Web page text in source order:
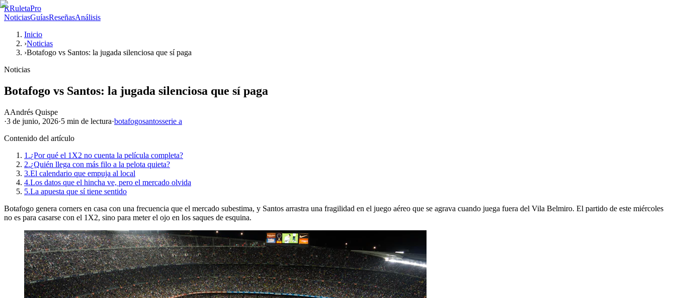
RRuletaPro
NoticiasGuíasReseñasAnálisis
Inicio
›Noticias
›Botafogo vs Santos: la jugada silenciosa que sí paga
Noticias
Botafogo vs Santos: la jugada silenciosa que sí paga
AAndrés Quispe
·3 de junio, 2026·5 min de lectura·botafogosantosserie a
Contenido del artículo
1.¿Por qué el 1X2 no cuenta la película completa?
2.¿Quién llega con más filo a la pelota quieta?
3.El calendario que empuja al local
4.Los datos que el hincha ve, pero el mercado olvida
5.La apuesta que sí tiene sentido
Botafogo genera corners en casa con una frecuencia que el mercado subestima, y Santos arrastra una fragilidad en el juego aéreo que se agrava cuando juega fuera del Vila Belmiro. El partido de este miércoles
no es para casarse con el 1X2, sino para meter el ojo en los saques de esquina.